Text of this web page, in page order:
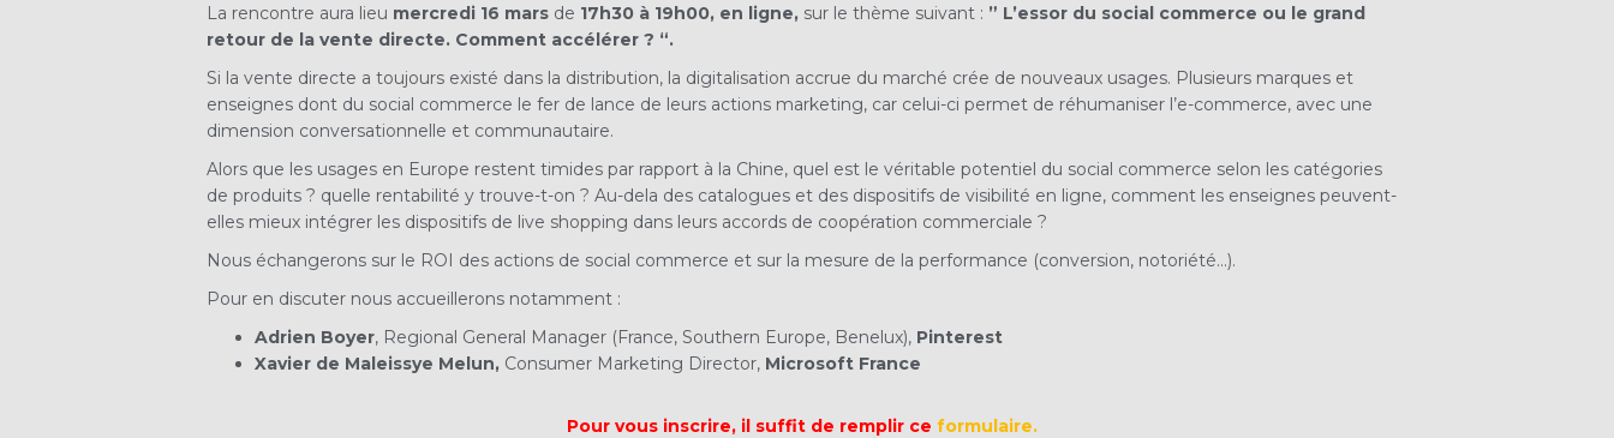
La rencontre aura lieu mercredi 16 mars de 17h30 à 19h00, en ligne, sur le thème suivant : ” L’essor du social commerce ou le grand
retour de la vente directe. Comment accélérer ? “.
Si la vente directe a toujours existé dans la distribution, la digitalisation accrue du marché crée de nouveaux usages. Plusieurs marques et
enseignes dont du social commerce le fer de lance de leurs actions marketing, car celui-ci permet de réhumaniser l’e-commerce, avec une
dimension conversationnelle et communautaire.
Alors que les usages en Europe restent timides par rapport à la Chine, quel est le véritable potentiel du social commerce selon les catégories
de produits ? quelle rentabilité y trouve-t-on ? Au-dela des catalogues et des dispositifs de visibilité en ligne, comment les enseignes peuvent-
elles mieux intégrer les dispositifs de live shopping dans leurs accords de coopération commerciale ?
Nous échangerons sur le ROI des actions de social commerce et sur la mesure de la performance (conversion, notoriété…).
Pour en discuter nous accueillerons notamment :
Adrien Boyer, Regional General Manager (France, Southern Europe, Benelux), Pinterest
Xavier de Maleissye Melun, Consumer Marketing Director, Microsoft France
Pour vous inscrire, il suffit de remplir ce formulaire.